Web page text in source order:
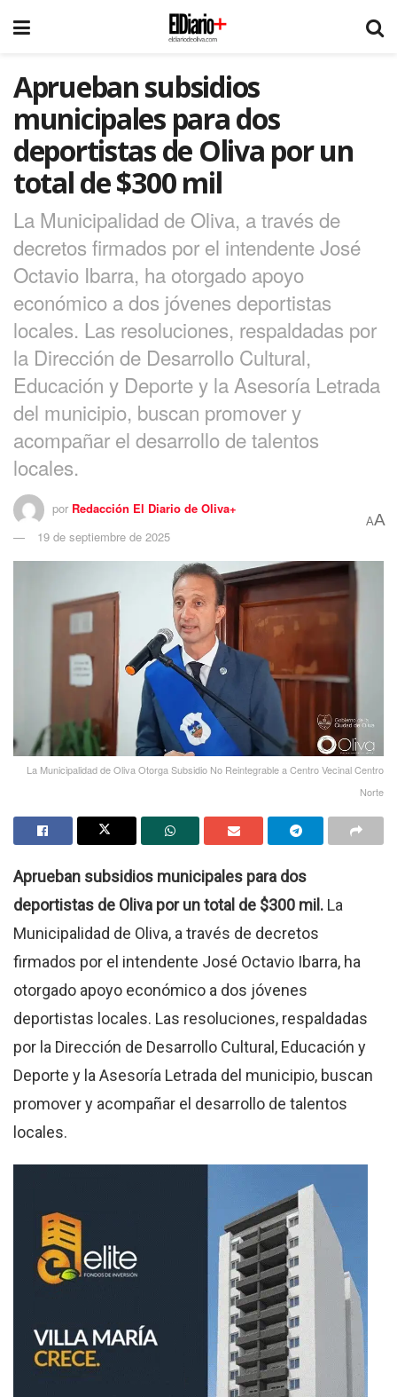
Aprueban subsidios
municipales para dos
deportistas de Oliva por un
total de $300 mil
La Municipalidad de Oliva, a través de
decretos firmados por el intendente José
Octavio Ibarra, ha otorgado apoyo
económico a dos jóvenes deportistas
locales. Las resoluciones, respaldadas por
la Dirección de Desarrollo Cultural,
Educación y Deporte y la Asesoría Letrada
del municipio, buscan promover y
acompañar el desarrollo de talentos
locales.
por Redacción El Diario de Oliva+
19 de septiembre de 2025
AA
La Municipalidad de Oliva Otorga Subsidio No Reintegrable a Centro Vecinal Centro
Norte
Aprueban subsidios municipales para dos
deportistas de Oliva por un total de $300 mil. La
Municipalidad de Oliva, a través de decretos
firmados por el intendente José Octavio Ibarra, ha
otorgado apoyo económico a dos jóvenes
deportistas locales. Las resoluciones, respaldadas
por la Dirección de Desarrollo Cultural, Educación y
Deporte y la Asesoría Letrada del municipio, buscan
promover y acompañar el desarrollo de talentos
locales.